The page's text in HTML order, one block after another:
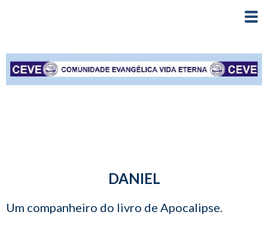
DANIEL
Um companheiro do livro de Apocalipse.